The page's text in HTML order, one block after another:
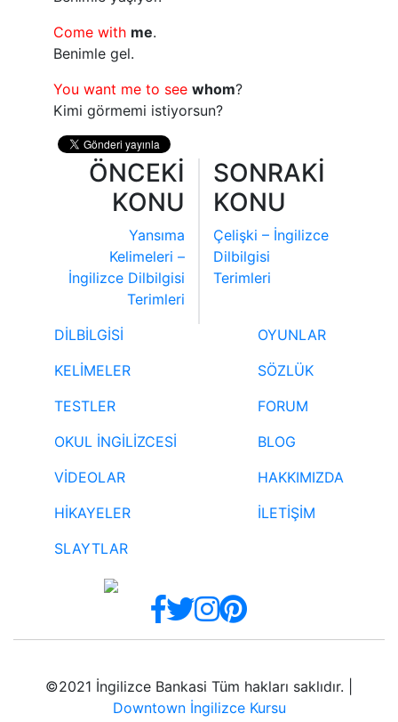
Come with me.
Benimle gel.
You want me to see whom?
Kimi görmemi istiyorsun?
ÖNCEKİ
KONU
Yansıma
Kelimeleri –
İngilizce Dilbilgisi
Terimleri
SONRAKİ
KONU
Çelişki – İngilizce
Dilbilgisi
Terimleri
DİLBİLGİSİ
KELİMELER
TESTLER
OKUL İNGİLİZCESİ
VİDEOLAR
HİKAYELER
SLAYTLAR
OYUNLAR
SÖZLÜK
FORUM
BLOG
HAKKIMIZDA
İLETİŞİM
©2021 İngilizce Bankasi Tüm hakları saklıdır. |
Downtown İngilizce Kursu